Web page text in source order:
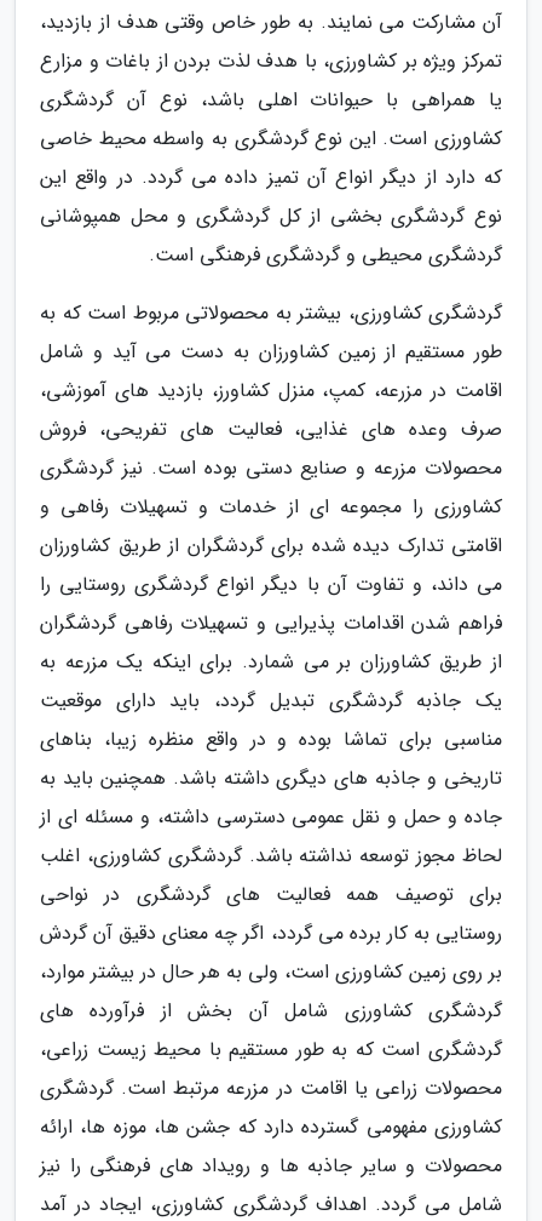
آن مشارکت می نمایند. به طور خاص وقتی هدف از بازدید،
تمرکز ویژه بر کشاورزی، با هدف لذت بردن از باغات و مزارع
یا همراهی با حیوانات اهلی باشد، نوع آن گردشگری
کشاورزی است. این نوع گردشگری به واسطه محیط خاصی
که دارد از دیگر انواع آن تمیز داده می گردد. در واقع این
نوع گردشگری بخشی از کل گردشگری و محل همپوشانی
گردشگری محیطی و گردشگری فرهنگی است.
گردشگری کشاورزی، بیشتر به محصولاتی مربوط است که به
طور مستقیم از زمین کشاورزان به دست می آید و شامل
اقامت در مزرعه، کمپ، منزل کشاورز، بازدید های آموزشی،
صرف وعده های غذایی، فعالیت های تفریحی، فروش
محصولات مزرعه و صنایع دستی بوده است. نیز گردشگری
کشاورزی را مجموعه ای از خدمات و تسهیلات رفاهی و
اقامتی تدارک دیده شده برای گردشگران از طریق کشاورزان
می داند، و تفاوت آن با دیگر انواع گردشگری روستایی را
فراهم شدن اقدامات پذیرایی و تسهیلات رفاهی گردشگران
از طریق کشاورزان بر می شمارد. برای اینکه یک مزرعه به
یک جاذبه گردشگری تبدیل گردد، باید دارای موقعیت
مناسبی برای تماشا بوده و در واقع منظره زیبا، بناهای
تاریخی و جاذبه های دیگری داشته باشد. همچنین باید به
جاده و حمل و نقل عمومی دسترسی داشته، و مسئله ای از
لحاظ مجوز توسعه نداشته باشد. گردشگری کشاورزی، اغلب
برای توصیف همه فعالیت های گردشگری در نواحی
روستایی به کار برده می گردد، اگر چه معنای دقیق آن گردش
بر روی زمین کشاورزی است، ولی به هر حال در بیشتر موارد،
گردشگری کشاورزی شامل آن بخش از فرآورده های
گردشگری است که به طور مستقیم با محیط زیست زراعی،
محصولات زراعی یا اقامت در مزرعه مرتبط است. گردشگری
کشاورزی مفهومی گسترده دارد که جشن ها، موزه ها، ارائه
محصولات و سایر جاذبه ها و رویداد های فرهنگی را نیز
شامل می گردد. اهداف گردشگری کشاورزی، ایجاد در آمد